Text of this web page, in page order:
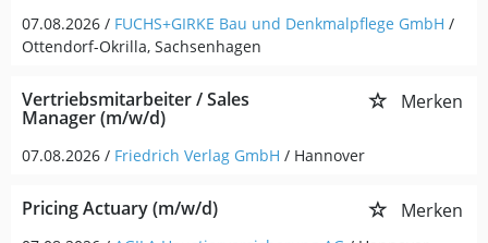
07.08.2026 / FUCHS+GIRKE Bau und Denkmalpflege GmbH /
Ottendorf-Okrilla, Sachsenhagen
Vertriebsmitarbeiter / Sales
Manager (m/w/d)
Merken
07.08.2026 / Friedrich Verlag GmbH / Hannover
Pricing Actuary (m/w/d) Merken